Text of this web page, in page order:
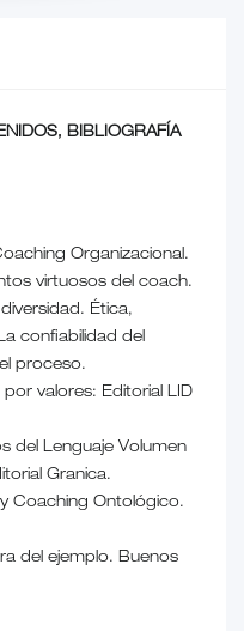
BIBLIOGRAFÍA
Organizacional.
virtuosos del coach.
Ética,
confiabilidad del
proceso.
valores: Editorial LID
del Lenguaje Volumen
Granica.
Coaching Ontológico.
del ejemplo. Buenos